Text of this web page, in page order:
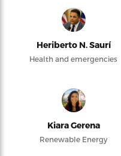
Heriberto N. Saurí
Health and emergencies
Kiara Gerena
Renewable Energy